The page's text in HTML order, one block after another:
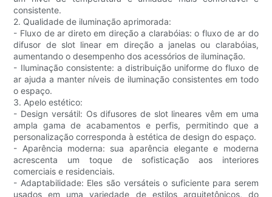
consistente.
2. Qualidade de iluminação aprimorada:
- Fluxo de ar direto em direção a clarabóias: o fluxo de ar do
difusor de slot linear em direção a janelas ou clarabóias,
aumentando o desempenho dos acessórios de iluminação.
- Iluminação consistente: a distribuição uniforme do fluxo de
ar ajuda a manter níveis de iluminação consistentes em todo
o espaço.
3. Apelo estético:
- Design versátil: Os difusores de slot lineares vêm em uma
ampla gama de acabamentos e perfis, permitindo que a
personalização corresponda à estética de design do espaço.
- Aparência moderna: sua aparência elegante e moderna
acrescenta um toque de sofisticação aos interiores
comerciais e residenciais.
- Adaptabilidade: Eles são versáteis o suficiente para serem
usados ​​em uma variedade de estilos arquitetônicos, do